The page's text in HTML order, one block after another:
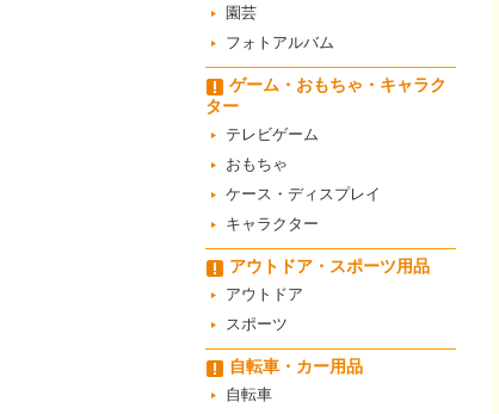
園芸
フォトアルバム
ゲーム・おもちゃ・キャラク
ター
テレビゲーム
おもちゃ
ケース・ディスプレイ
キャラクター
アウトドア・スポーツ用品
アウトドア
スポーツ
自転車・カー用品
自転車